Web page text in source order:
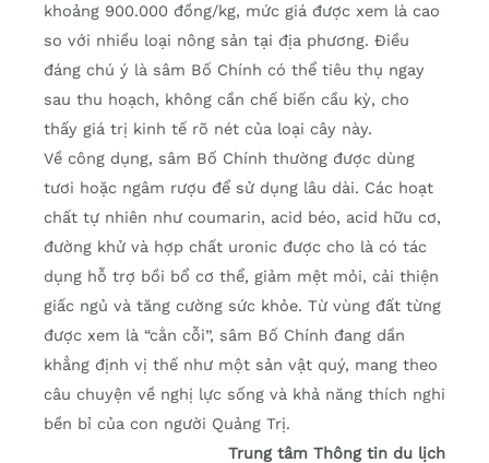
khoảng 900.000 đồng/kg, mức giá được xem là cao
so với nhiều loại nông sản tại địa phương. Điều
đáng chú ý là sâm Bố Chính có thể tiêu thụ ngay
sau thu hoạch, không cần chế biến cầu kỳ, cho
thấy giá trị kinh tế rõ nét của loại cây này.
Về công dụng, sâm Bố Chính thường được dùng
tươi hoặc ngâm rượu để sử dụng lâu dài. Các hoạt
chất tự nhiên như coumarin, acid béo, acid hữu cơ,
đường khử và hợp chất uronic được cho là có tác
dụng hỗ trợ bồi bổ cơ thể, giảm mệt mỏi, cải thiện
giấc ngủ và tăng cường sức khỏe. Từ vùng đất từng
được xem là “cằn cỗi”, sâm Bố Chính đang dần
khẳng định vị thế như một sản vật quý, mang theo
câu chuyện về nghị lực sống và khả năng thích nghi
bền bỉ của con người Quảng Trị.
Trung tâm Thông tin du lịch